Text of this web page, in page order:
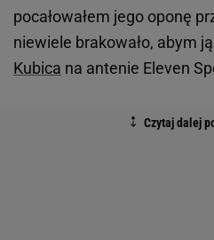
pocałowałem jego oponę
niewiele brakowało, abym
Kubica na antenie Eleven